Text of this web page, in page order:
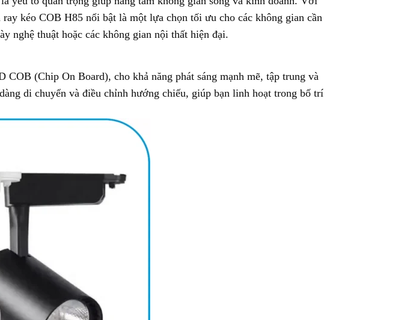
kéo COB H85 nổi bật là một lựa chọn tối ưu cho các không gian cần
nghệ thuật hoặc các không gian nội thất hiện đại.
(Chip On Board), cho khả năng phát sáng mạnh mẽ, tập trung và
di chuyển và điều chỉnh hướng chiếu, giúp bạn linh hoạt trong bố trí